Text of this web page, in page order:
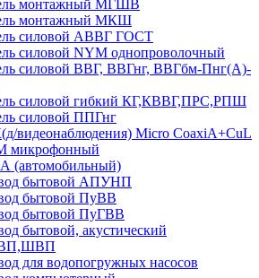
монтажный МГШВ
монтажный МКШ
силовой АВВГ ГОСТ
силовой NYM однопроволочный
силовой ВВГ, ВВГнг, ВВГбм-Пнг(А)-
силовой гибкий КГ,КВВГ,ПРС,РПШ
силовой ППГнг
видеонаблюдения) Micro CoaxiA+CuL
(автомобильный)
бытовой АПУНП
бытовой ПуВВ
бытовой ПуГВВ
бытовой, акустический
для водопогружных насосов